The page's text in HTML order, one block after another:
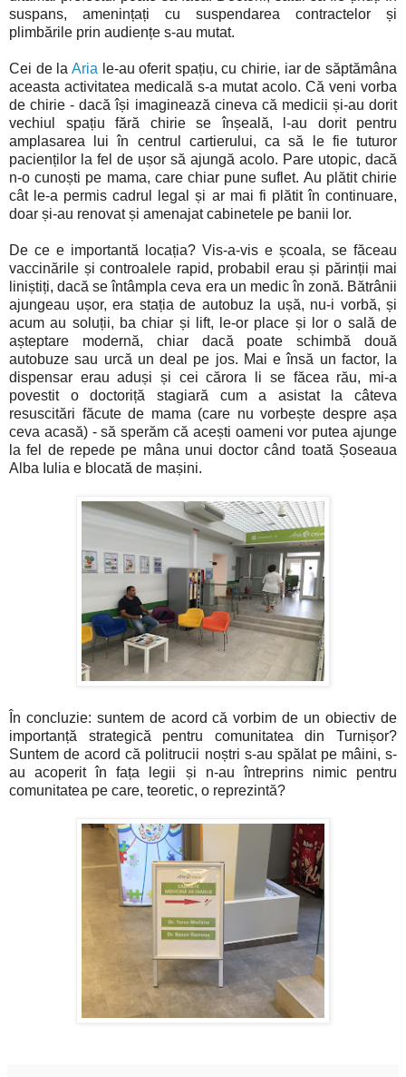
suspans, amenințați cu suspendarea contractelor și
plimbările prin audiențe s-au mutat.
Cei de la Aria le-au oferit spațiu, cu chirie, iar de săptămâna
aceasta activitatea medicală s-a mutat acolo. Că veni vorba
de chirie - dacă își imaginează cineva că medicii și-au dorit
vechiul spațiu fără chirie se înșeală, l-au dorit pentru
amplasarea lui în centrul cartierului, ca să le fie tuturor
pacienților la fel de ușor să ajungă acolo. Pare utopic, dacă
n-o cunoști pe mama, care chiar pune suflet. Au plătit chirie
cât le-a permis cadrul legal și ar mai fi plătit în continuare,
doar și-au renovat și amenajat cabinetele pe banii lor.
De ce e importantă locația? Vis-a-vis e școala, se făceau
vaccinările și controalele rapid, probabil erau și părinții mai
liniștiți, dacă se întâmpla ceva era un medic în zonă. Bătrânii
ajungeau ușor, era stația de autobuz la ușă, nu-i vorbă, și
acum au soluții, ba chiar și lift, le-or place și lor o sală de
așteptare modernă, chiar dacă poate schimbă două
autobuze sau urcă un deal pe jos. Mai e însă un factor, la
dispensar erau aduși și cei cărora li se făcea rău, mi-a
povestit o doctoriță stagiară cum a asistat la câteva
resuscitări făcute de mama (care nu vorbește despre așa
ceva acasă) - să sperăm că acești oameni vor putea ajunge
la fel de repede pe mâna unui doctor când toată Șoseaua
Alba Iulia e blocată de mașini.
În concluzie: suntem de acord că vorbim de un obiectiv de
importanță strategică pentru comunitatea din Turnișor?
Suntem de acord că politrucii noștri s-au spălat pe mâini, s-
au acoperit în fața legii și n-au întreprins nimic pentru
comunitatea pe care, teoretic, o reprezintă?